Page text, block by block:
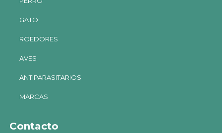
GATO
ROEDORES
AVES
ANTIPARASITARIOS
MARCAS
Contacto